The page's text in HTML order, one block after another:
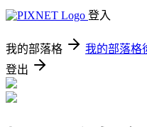
登入
我的部落格 我的部落格
登出